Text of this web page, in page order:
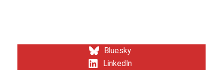
Bluesky
LinkedIn